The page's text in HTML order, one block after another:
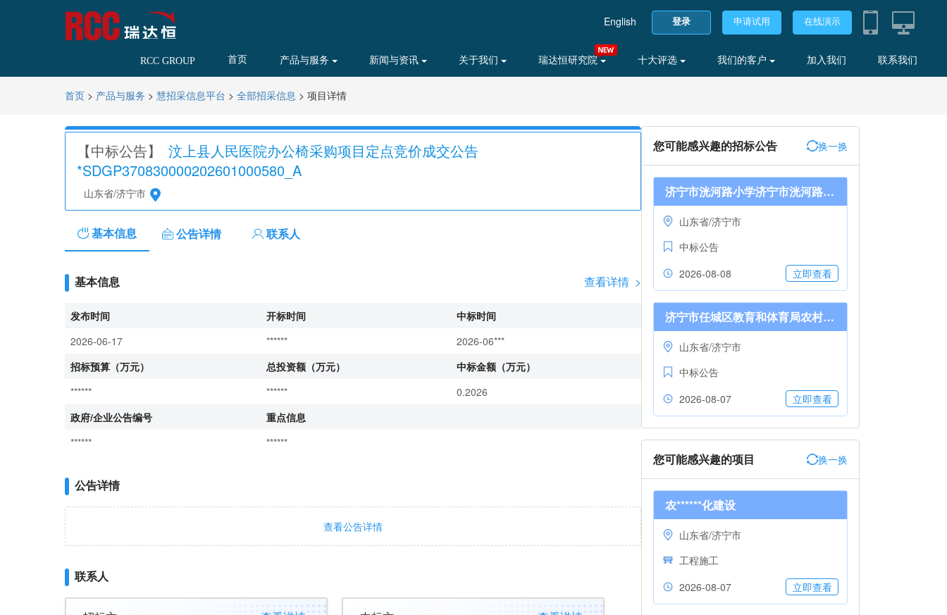
English 登录 申请试用 在线演示
RCC GROUP 首页 产品与服务 新闻与资讯 关于我们 瑞达恒研究院 十大评选 我们的客户 加入我们 联系我们
首页 > 产品与服务 > 慧招采信息平台 > 全部招采信息 > 项目详情
【中标公告】
汶上县人民医院办公椅采购项目定点竞价成交公告
*SDGP370830000202601000580_A
山东省/济宁市
基本信息 公告详情 联系人
基本信息 查看详情 >
发布时间 开标时间
中标时间
2026-06-17
******
2026-06***
招标预算（万元）
总投资额（万元）
中标金额（万元）
******
******
0.2026
政府/企业公告编号
重点信息
******
******
公告详情
查看公告详情
联系人
您可能感兴趣的招标公告 换一换
济宁市洸河路小学济宁市洸河路小学教师桌椅采购成交公告*SDGP370811000202601000687
山东省/济宁市
中标公告
2026-08-08
立即查看
济宁市任城区教育和体育局农村中小学及公办幼儿园保安服务采购项目（B包）成交结果公告
山东省/济宁市
中标公告
2026-08-07
立即查看
您可能感兴趣的项目 换一换
农******化建设
山东省/济宁市
工程施工
2026-08-07
立即查看